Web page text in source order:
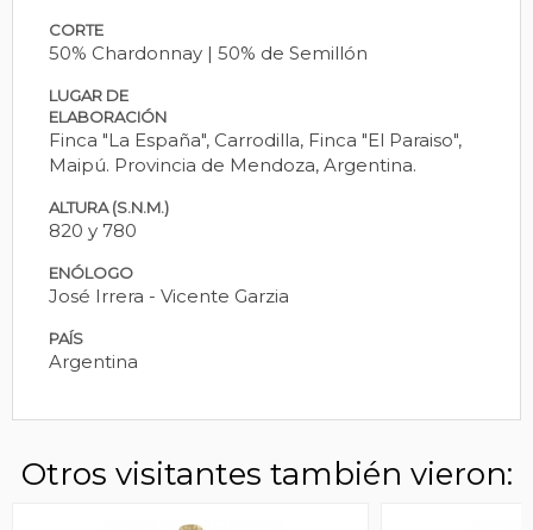
CORTE
50% Chardonnay | 50% de Semillón
LUGAR DE
ELABORACIÓN
Finca "La España", Carrodilla, Finca "El Paraiso",
Maipú. Provincia de Mendoza, Argentina.
ALTURA (S.N.M.)
820 y 780
ENÓLOGO
José Irrera - Vicente Garzia
PAÍS
Argentina
Otros visitantes también vieron: